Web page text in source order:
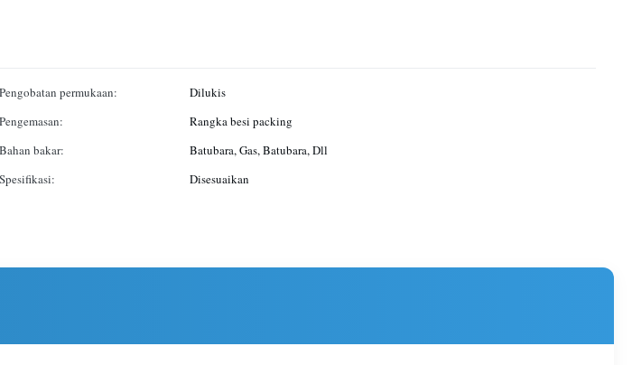
Pengobatan permukaan:
Dilukis
Pengemasan:
Rangka besi packing
Bahan bakar:
Batubara, Gas, Batubara, Dll
Spesifikasi:
Disesuaikan